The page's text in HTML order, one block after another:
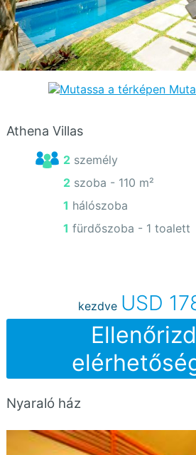
Athena Villas
2 személy
2 szoba - 110 m²
1 hálószoba
1 fürdőszoba - 1 toalett
kezdve USD
Nyaraló ház